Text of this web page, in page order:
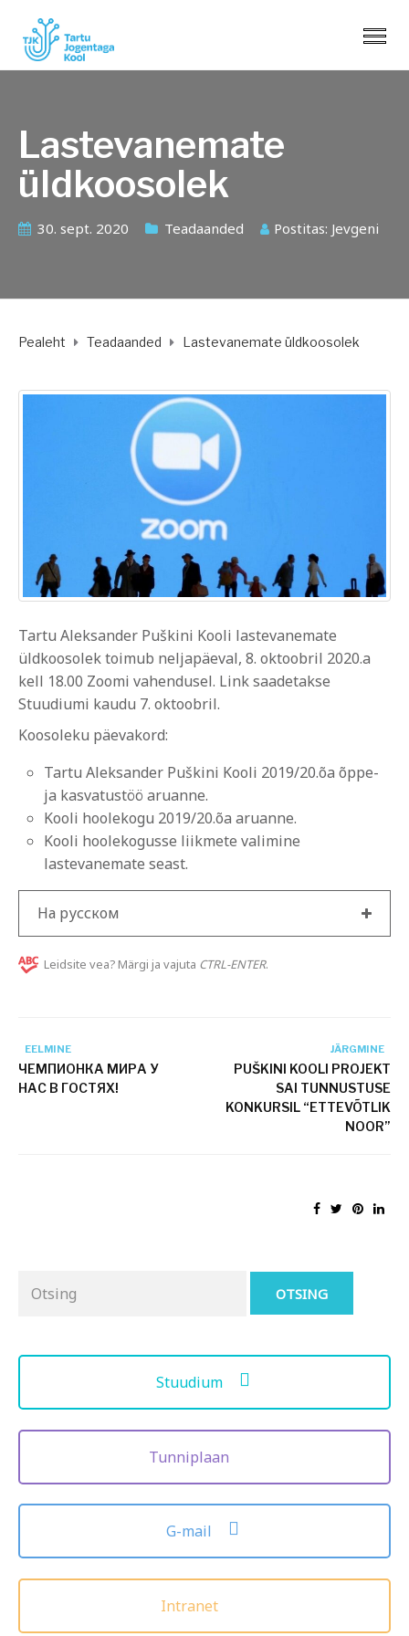
Lastevanemate
üldkoosolek
30. sept. 2020 Teadaanded Postitas: Jevgeni
Pealeht Teadaanded Lastevanemate üldkoosolek
Tartu Aleksander Puškini Kooli lastevanemate
üldkoosolek toimub neljapäeval, 8. oktoobril 2020.a
kell 18.00 Zoomi vahendusel. Link saadetakse
Stuudiumi kaudu 7. oktoobril.
Koosoleku päevakord:
Tartu Aleksander Puškini Kooli 2019/20.õa õppe-
ja kasvatustöö aruanne.
Kooli hoolekogu 2019/20.õa aruanne.
Kooli hoolekogusse liikmete valimine
lastevanemate seast.
На русском
Leidsite vea? Märgi ja vajuta CTRL-ENTER.
EELMINE
ЧЕМПИОНКА МИРА У
НАС В ГОСТЯХ!
JÄRGMINE
PUŠKINI KOOLI PROJEKT
SAI TUNNUSTUSE
KONKURSIL “ETTEVÕTLIK
NOOR”
for:
Stuudium
Tunniplaan
G-mail
Intranet